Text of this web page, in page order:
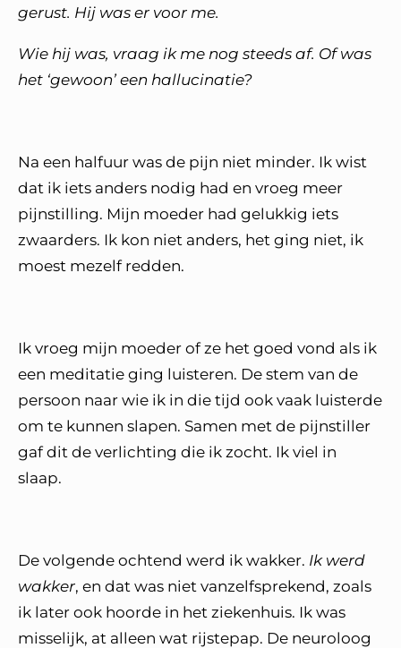
gerust. Hij was er voor me.
Wie hij was, vraag ik me nog steeds af. Of was
het ‘gewoon’ een hallucinatie?
Na een halfuur was de pijn niet minder. Ik wist
dat ik iets anders nodig had en vroeg meer
pijnstilling. Mijn moeder had gelukkig iets
zwaarders. Ik kon niet anders, het ging niet, ik
moest mezelf redden.
Ik vroeg mijn moeder of ze het goed vond als ik
een meditatie ging luisteren. De stem van de
persoon naar wie ik in die tijd ook vaak luisterde
om te kunnen slapen. Samen met de pijnstiller
gaf dit de verlichting die ik zocht. Ik viel in
slaap.
De volgende ochtend werd ik wakker. Ik werd
wakker, en dat was niet vanzelfsprekend, zoals
ik later ook hoorde in het ziekenhuis. Ik was
misselijk, at alleen wat rijstepap. De neuroloog